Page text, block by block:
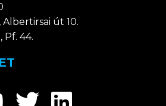
Albertirsai út 10.
Pf. 44.